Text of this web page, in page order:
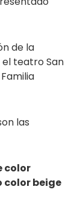
de la
el teatro San
las
color
color beige